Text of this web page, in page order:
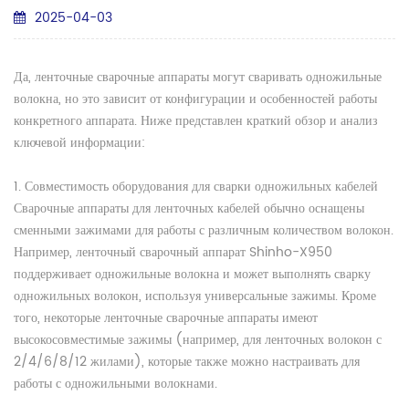
2025-04-03
Да, ленточные сварочные аппараты могут сваривать одножильные
волокна, но это зависит от конфигурации и особенностей работы
конкретного аппарата. Ниже представлен краткий обзор и анализ
ключевой информации:
1. Совместимость оборудования для сварки одножильных кабелей
Сварочные аппараты для ленточных кабелей обычно оснащены
сменными зажимами для работы с различным количеством волокон.
Например, ленточный сварочный аппарат Shinho-X950
поддерживает одножильные волокна и может выполнять сварку
одножильных волокон, используя универсальные зажимы. Кроме
того, некоторые ленточные сварочные аппараты имеют
высокосовместимые зажимы (например, для ленточных волокон с
2/4/6/8/12 жилами), которые также можно настраивать для
работы с одножильными волокнами.